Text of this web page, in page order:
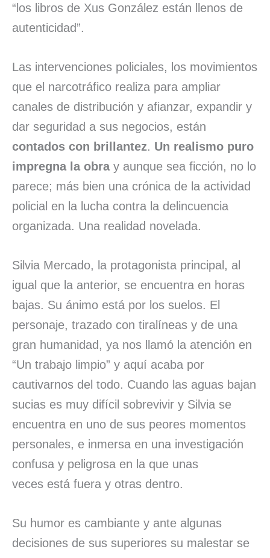
“los libros de Xus González están llenos de
autenticidad”.
Las intervenciones policiales, los movimientos
que el narcotráfico realiza para ampliar
canales de distribución y afianzar, expandir y
dar seguridad a sus negocios, están
contados con brillantez. Un realismo puro
impregna la obray aunque sea ficción, no lo
parece; más bien una crónica de la actividad
policial en la lucha contra la delincuencia
organizada. Una realidad novelada.
Silvia Mercado, la protagonista principal, al
igual que la anterior, se encuentra en horas
bajas. Su ánimo está por los suelos. El
personaje, trazado con tiralíneas y de una
gran humanidad, ya nos llamó la atención en
“Un trabajo limpio” y aquí acaba por
cautivarnos del todo. Cuando las aguas bajan
sucias es muy difícil sobrevivir y Silvia se
encuentra en uno de sus peores momentos
personales, e inmersa en una investigación
confusa y peligrosa en la que unas
veces está fuera y otras dentro.
Su humor es cambiante y ante algunas
decisiones de sus superiores su malestar se